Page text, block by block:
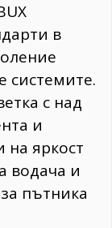
в
системите.
с над
и
на яркост
водача и
пътника